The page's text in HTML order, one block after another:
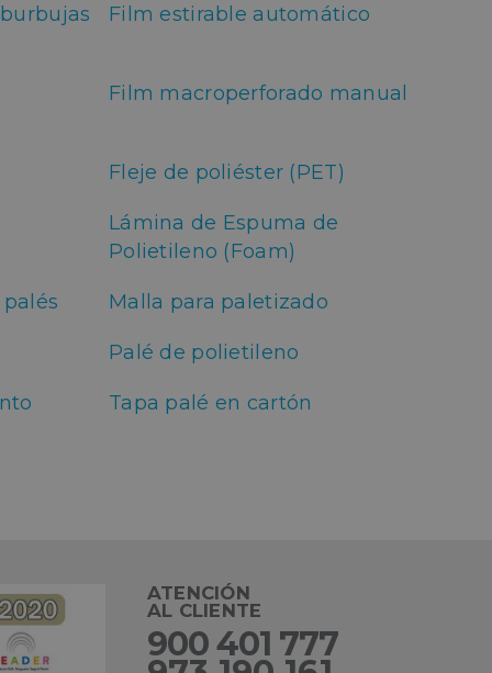
Film estirable automático
Film macroperforado manual
Fleje de poliéster (PET)
Lámina de Espuma de
Polietileno (Foam)
Malla para paletizado
Palé de polietileno
Tapa palé en cartón
ATENCIÓN
AL CLIENTE
900 401 777
sesión de usuario y
Script.com
un